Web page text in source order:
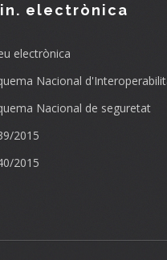
electrònica
electrònica
Nacional
Nacional de seguretat
2015
2015